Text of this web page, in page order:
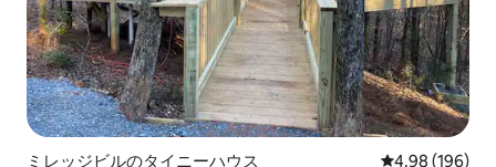
ミレッジビルのタイニーハウス レビュー196
4.98 (196)